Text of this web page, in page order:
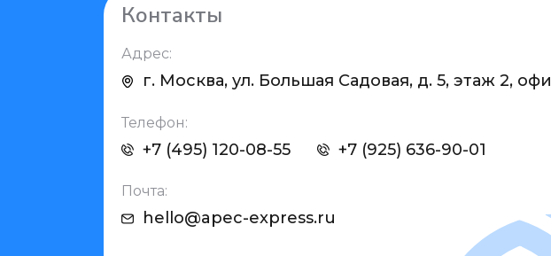
Контакты
Адрес:
г. Москва, ул. Большая Садовая, д. 5, этаж 2,
Телефон:
+7 (495) 120-08-55 +7 (925) 636-90-01
Почта:
hello@apec-express.ru